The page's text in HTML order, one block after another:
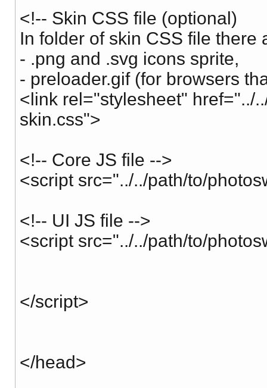
<!-- Skin CSS file (optional)
In folder of skin CSS file there
- .png and .svg icons sprite,
- preloader.gif (for browsers
<link rel="stylesheet" href="../
skin.css">
<!-- Core JS file -->
<script src="../../path/to/
<!-- UI JS file -->
<script src="../../path/to/
</script>
</head>